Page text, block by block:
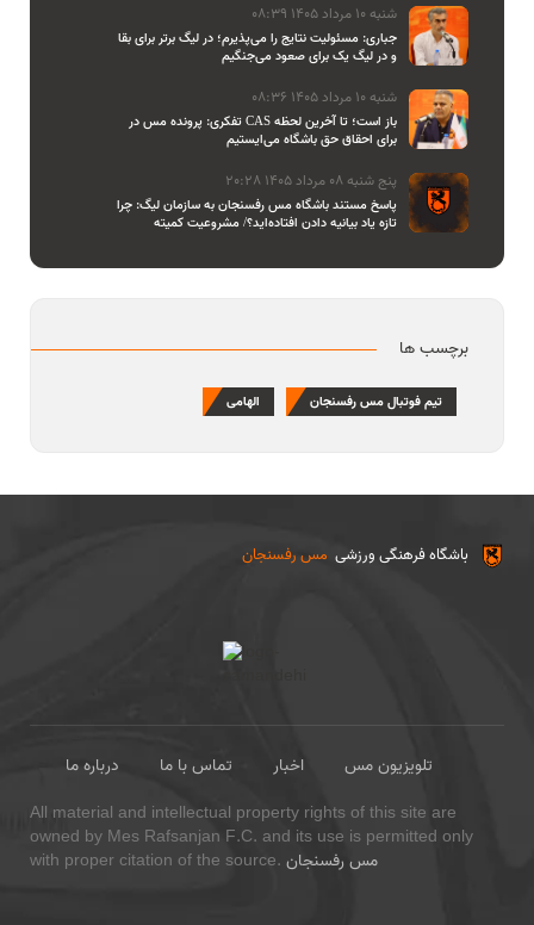
شنبه 10 مرداد 1405 08:39
جباری: مسئولیت نتایج را می‌پذیرم؛ در لیگ برتر برای بقا
و در لیگ یک برای صعود می‌جنگیم
شنبه 10 مرداد 1405 08:36
تفکری: پرونده مس در CAS باز است؛ تا آخرین لحظه
برای احقاق حق باشگاه می‌ایستیم
پنج شنبه 08 مرداد 1405 20:28
پاسخ مستند باشگاه مس رفسنجان به سازمان لیگ: چرا
تازه یاد بیانیه دادن افتاده‌اید؟/ مشروعیت کمیته
برچسب ها
تیم فوتبال مس رفسنجان الهامی
مس رفسنجان باشگاه فرهنگی ورزشی
درباره ما تماس با ما اخبار
تلویزیون مس
All material and intellectual property rights of this site are
owned by Mes Rafsanjan F.C. and its use is permitted only
with proper citation of the source. مس رفسنجان